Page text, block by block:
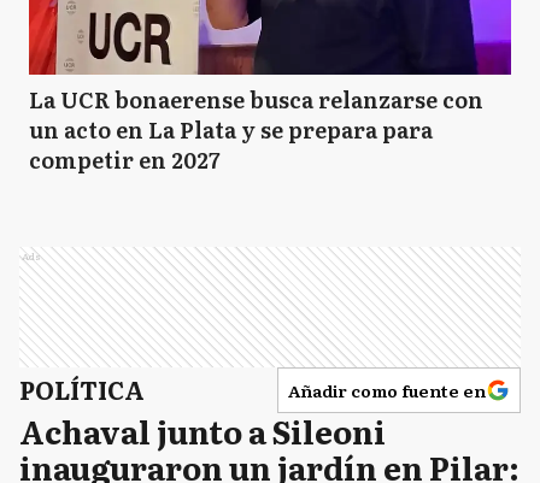
La UCR bonaerense busca relanzarse con
un acto en La Plata y se prepara para
competir en 2027
Ads
POLÍTICA Añadir como fuente en
Achaval junto a Sileoni
inauguraron un jardín en Pilar: